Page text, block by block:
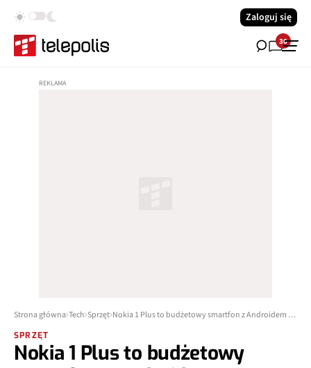
Zaloguj się
30
Strona główna Tech Sprzęt Nokia 1 Plus to budżetowy smartfon z Androidem GO
SPRZĘT
Nokia 1 Plus to budżetowy